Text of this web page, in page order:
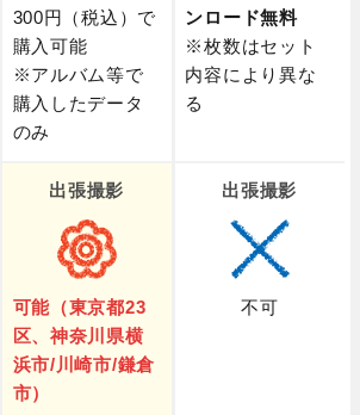
300円（税込）で
購入可能
※アルバム等で
購入したデータ
のみ
ンロード無料
※枚数はセット
内容により異な
る
出張撮影
可能（東京都23
区、神奈川県横
浜市/川崎市/鎌倉
市）
出張撮影
不可